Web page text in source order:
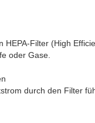
Filter (High
oder Gase.
durch den Filter